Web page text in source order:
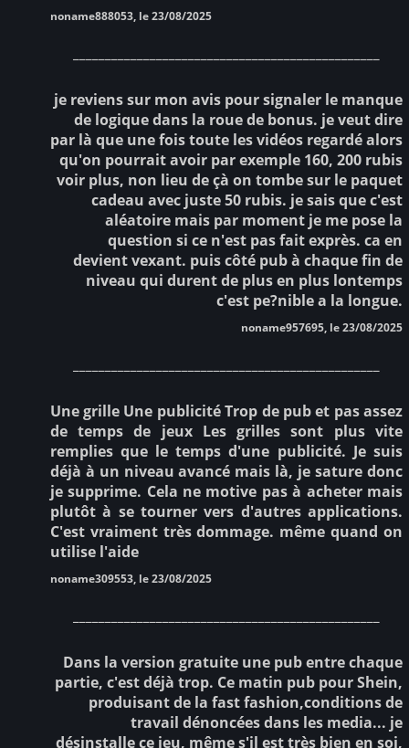
noname888053, le 23/08/2025
je reviens sur mon avis pour signaler le manque
de logique dans la roue de bonus. je veut dire
par là que une fois toute les vidéos regardé alors
qu'on pourrait avoir par exemple 160, 200 rubis
voir plus, non lieu de çà on tombe sur le paquet
cadeau avec juste 50 rubis. je sais que c'est
aléatoire mais par moment je me pose la
question si ce n'est pas fait exprès. ca en
devient vexant. puis côté pub à chaque fin de
niveau qui durent de plus en plus lontemps
c'est pe?nible a la longue.
noname957695, le 23/08/2025
Une grille Une publicité Trop de pub et pas assez
de temps de jeux Les grilles sont plus vite
remplies que le temps d'une publicité. Je suis
déjà à un niveau avancé mais là, je sature donc
je supprime. Cela ne motive pas à acheter mais
plutôt à se tourner vers d'autres applications.
C'est vraiment très dommage. même quand on
utilise l'aide
noname309553, le 23/08/2025
Dans la version gratuite une pub entre chaque
partie, c'est déjà trop. Ce matin pub pour Shein,
produisant de la fast fashion,conditions de
travail dénoncées dans les media... je
désinstalle ce jeu, même s'il est très bien en soi,